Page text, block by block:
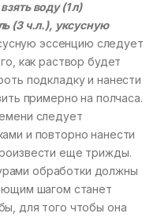
воду (1 л)
(3 ч.л.), уксусную
эссенцию следует
как раствор будет
подкладку и нанести
примерно на полчаса.
следует
и повторно нанести
еще трижды.
обработки должны
шагом станет
для того чтобы она